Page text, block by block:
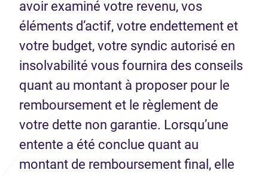
avoir examiné votre revenu, vos
éléments d’actif, votre endettement et
votre budget, votre syndic autorisé en
insolvabilité vous fournira des conseils
quant au montant à proposer pour le
remboursement et le règlement de
votre dette non garantie. Lorsqu’une
entente a été conclue quant au
montant de remboursement final, elle